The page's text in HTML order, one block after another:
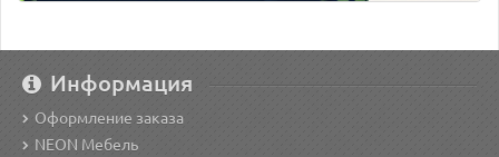
Информация
Оформление заказа
NEON Мебель